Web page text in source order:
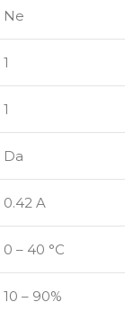
Ne
1
1
Da
0.42 A
0 – 40 °C
10 – 90%